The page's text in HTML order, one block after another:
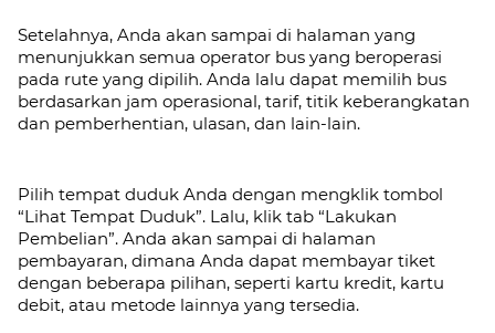
Setelahnya, Anda akan sampai di halaman yang
menunjukkan semua operator bus yang beroperasi
pada rute yang dipilih. Anda lalu dapat memilih bus
berdasarkan jam operasional, tarif, titik keberangkatan
dan pemberhentian, ulasan, dan lain-lain.
Pilih tempat duduk Anda dengan mengklik tombol
“Lihat Tempat Duduk”. Lalu, klik tab “Lakukan
Pembelian”. Anda akan sampai di halaman
pembayaran, dimana Anda dapat membayar tiket
dengan beberapa pilihan, seperti kartu kredit, kartu
debit, atau metode lainnya yang tersedia.